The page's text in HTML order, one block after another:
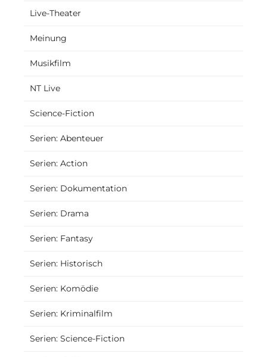
Live-Theater
Meinung
Musikfilm
NT Live
Science-Fiction
Serien: Abenteuer
Serien: Action
Serien: Dokumentation
Serien: Drama
Serien: Fantasy
Serien: Historisch
Serien: Komödie
Serien: Kriminalfilm
Serien: Science-Fiction